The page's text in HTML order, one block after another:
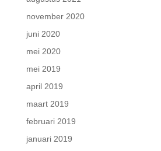
november 2020
juni 2020
mei 2020
mei 2019
april 2019
maart 2019
februari 2019
januari 2019